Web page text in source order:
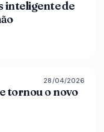
inteligente de
86% 86
28/04/2026
tornou o novo